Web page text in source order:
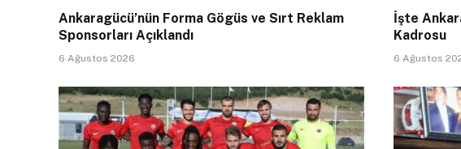
Ankaragücü’nün Forma Gögüs ve Sırt Reklam
Sponsorları Açıklandı
6 Ağustos 2026
İşte
Kadrosu
6 Ağustos